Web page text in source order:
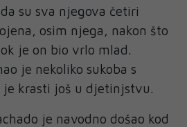
su sva njegova četiri
osim njega, nakon što
je on bio vrlo mlad.
je nekoliko sukoba s
je krasti još u djetinjstvu.
je navodno došao kod